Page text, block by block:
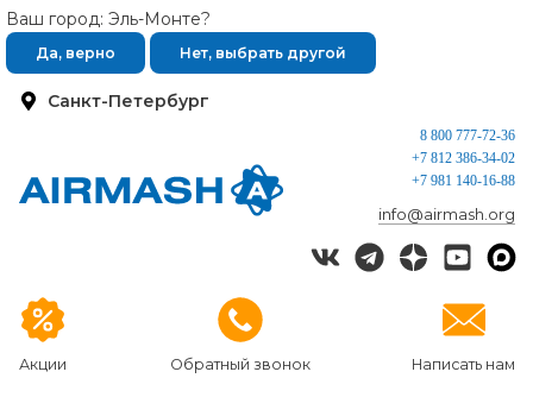
Санкт-Петербург
Ваш город: Эль-Монте?
Да, верно Нет, выбрать другой
Акции Обратный звонок Написать нам
8 800 777-72-36
+7 812 386-34-02
+7 981 140-16-88
info@airmash.org